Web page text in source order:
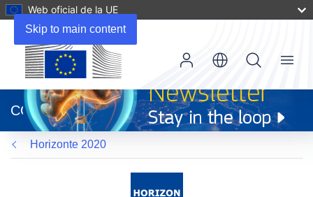
Skip to main content
Web oficial de la UE
abrirá
en
una
nueva
ventana)
CORDIS
Menu
Horizonte 2020